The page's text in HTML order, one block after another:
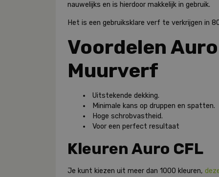
nauwelijks en is hierdoor makkelijk in gebruik.
Het is een gebruiksklare verf te verkrijgen in
Voordelen
Muurverf
Uitstekende dekking.
Minimale kans op druppen en spatten.
Hoge schrobvastheid.
Voor een perfect resultaat
Kleuren Auro CFL
Je kunt kiezen uit meer dan 1000 kleuren,